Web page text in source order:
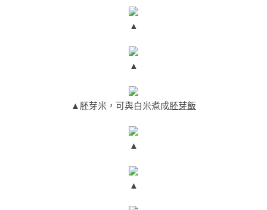
▲
▲
▲胚芽米，可與白米煮成胚芽飯
▲
▲